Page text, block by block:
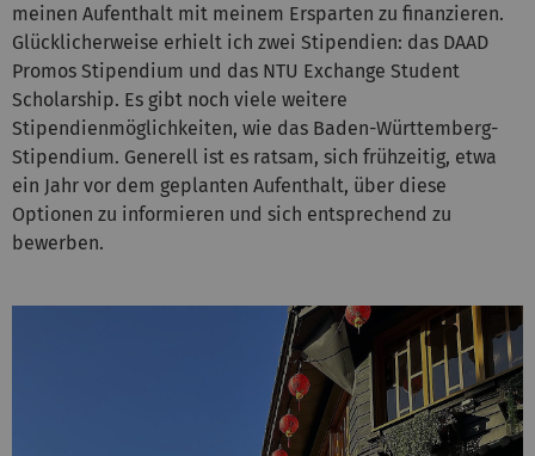
meinen Aufenthalt mit meinem Ersparten zu finanzieren.
Glücklicherweise erhielt ich zwei Stipendien: das DAAD
Promos Stipendium und das NTU Exchange Student
Scholarship. Es gibt noch viele weitere
Stipendienmöglichkeiten, wie das Baden-Württemberg-
Stipendium. Generell ist es ratsam, sich frühzeitig, etwa
ein Jahr vor dem geplanten Aufenthalt, über diese
Optionen zu informieren und sich entsprechend zu
bewerben.